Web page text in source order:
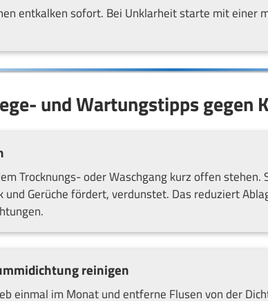
entkalken sofort. Bei Unklarheit starte mit einer
und Wartungstipps gegen
Trocknungs- oder Waschgang kurz offen
und Gerüche fördert, verdunstet. Das reduziert
reinigen
einmal im Monat und entferne Flusen von der